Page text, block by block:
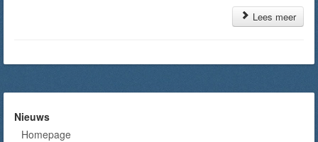
Lees meer
Nieuws
Homepage